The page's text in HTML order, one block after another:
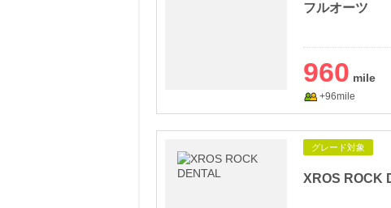
フルオーツ
960
+96mile
グレード対象
XROS ROCK